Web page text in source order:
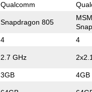
Qualcomm
Snapdragon 805
4 4
2.7 GHz
3GB 4GB